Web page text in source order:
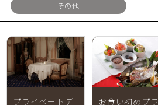
その他
プライベートデ
お食い初めプラ